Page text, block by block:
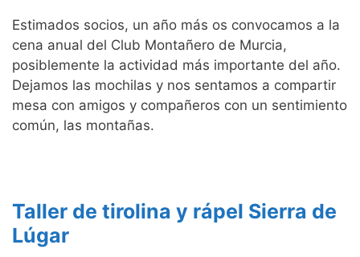
Estimados socios, un año más os convocamos a la
cena anual del Club Montañero de Murcia,
posiblemente la actividad más importante del año.
Dejamos las mochilas y nos sentamos a compartir
mesa con amigos y compañeros con un sentimiento
común, las montañas.
Taller de tirolina y rápel Sierra de
Lúgar